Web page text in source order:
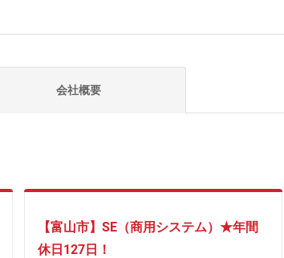
会社概要
【富山市】SE（商用システム）★年間
休日127日！